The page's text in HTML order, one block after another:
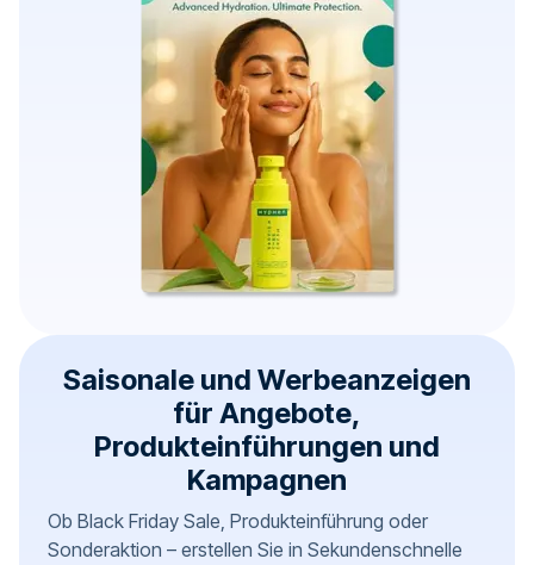
Saisonale und Werbeanzeigen
für Angebote,
Produkteinführungen und
Kampagnen
Ob Black Friday Sale, Produkteinführung oder
Sonderaktion – erstellen Sie in Sekundenschnelle